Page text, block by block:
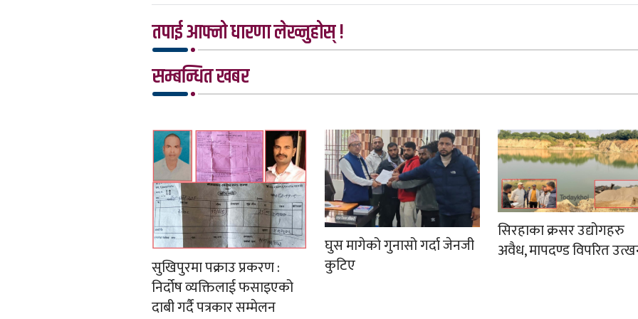
तपाई आफ्नो धारणा लेख्नुहोस् !
सम्बन्धित खबर
सुखिपुरमा पक्राउ प्रकरण :
निर्दोष व्यक्तिलाई फसाइएको
दाबी गर्दै पत्रकार सम्मेलन
घुस मागेको गुनासो गर्दा जेनजी
कुटिए
सिरहाका क्रसर उद्योगहरु
अवैध, मापदण्ड विपरित